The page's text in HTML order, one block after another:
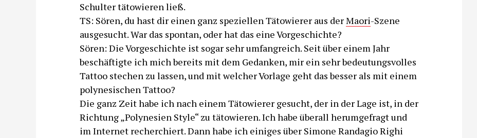
Schulter tätowieren ließ.
TS: Sören, du hast dir einen ganz speziellen Tätowierer aus derMaori-Szene
ausgesucht. War das spontan, oder hat das eine Vorgeschichte?
Sören: Die Vorgeschichte ist sogar sehr umfangreich. Seit über einem Jahr
beschäftigte ich mich bereits mit dem Gedanken, mir ein sehr bedeutungsvolles
Tattoo stechen zu lassen, und mit welcher Vorlage geht das besser als mit einem
polynesischen Tattoo?
Die ganz Zeit habe ich nach einem Tätowierer gesucht, der in der Lage ist, in der
Richtung „Polynesien Style“ zu tätowieren. Ich habe überall herumgefragt und
im Internet recherchiert. Dann habe ich einiges über Simone Randagio Righi